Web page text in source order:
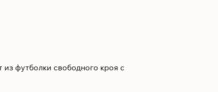
футболки свободного кроя с